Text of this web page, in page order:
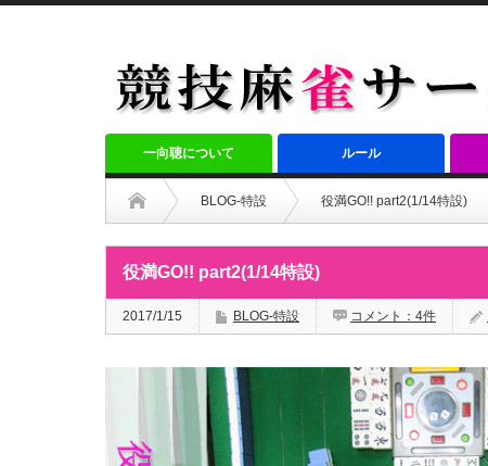
一向聴について ルール
BLOG-特設 役満GO!! part2(1/14特設)
役満GO!! part2(1/14特設)
2017/1/15 BLOG-特設 コメント：4件